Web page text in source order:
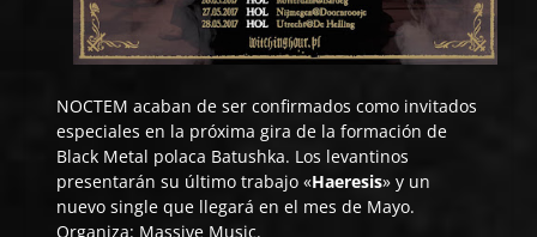
NOCTEM acaban de ser confirmados como invitados
especiales en la próxima gira de la formación de
Black Metal polaca Batushka. Los levantinos
presentarán su último trabajo «Haeresis» y un
nuevo single que llegará en el mes de Mayo.
Organiza: Massive Music.